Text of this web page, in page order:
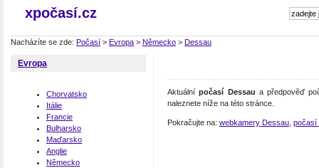
xpočasí.cz
Nacházíte se zde: Počasí > Evropa > Německo > Dessau
Evropa
Chorvatsko
Itálie
Francie
Bulharsko
Maďarsko
Anglie
Německo
Aktuálnípočasí Dessau a předpověď
naleznete níže na této stránce.
Pokračujte na: webkamery Dessau počasí